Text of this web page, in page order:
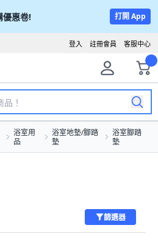
優惠卷! 打開 App
客服中心
註冊會員
登入
浴室用
品
浴室地墊/腳踏
墊
浴室腳踏
墊
篩選器